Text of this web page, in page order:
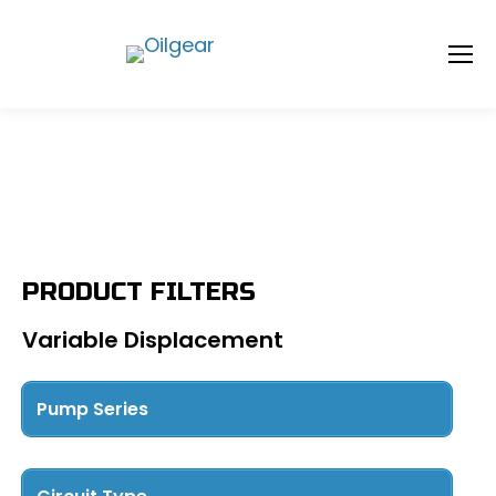
PRODUCT FILTERS
Variable Displacement
Pump Series
PVWJ(10)